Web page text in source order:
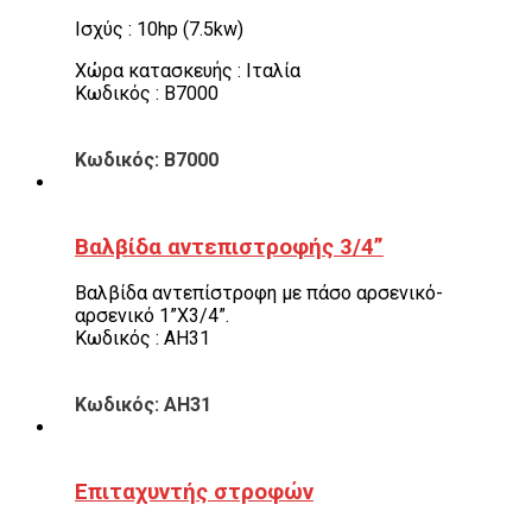
Ισχύς : 10hp (7.5kw)
Χώρα κατασκευής : Ιταλία
Κωδικός : B7000
Κωδικός: B7000
Βαλβίδα αντεπιστροφής 3/4”
Βαλβίδα αντεπίστροφη με πάσο αρσενικό-
αρσενικό 1”Χ3/4”.
Κωδικός : AH31
Κωδικός: AH31
Επιταχυντής στροφών